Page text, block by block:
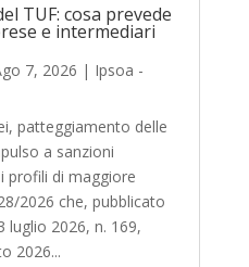
TUF: cosa prevede
e intermediari
7, 2026 | Ipsoa -
patteggiamento delle
a sanzioni
profili di maggiore
2026 che, pubblicato
luglio 2026, n. 169,
2026...